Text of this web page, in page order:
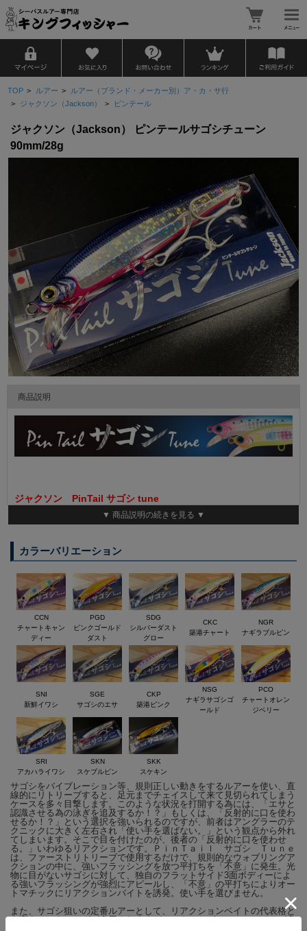
TOP > ルアー > ルアー（ブランド・メーカー別）ア・カ・サ行
> ジャクソン（Jackson） > ピンテール
ジャクソン（Jackson） ピンテールサゴシチューン
90mm/28g
商品説明
ジャクソン PinTail サゴシ tune
ン。
防波堤やサーフから手軽に狙う事の出来る回遊魚として知られる
サゴシ（サワラの幼魚）。近年では一層の盛り上がりを見せ、北
陸～山陰までの日本海側や大阪湾、四国などではサゴシゲームに
魅せられたアングラー達が、サゴシの回遊時期の到来を、今か今
かと待ちわびています。
サゴシ釣りは古くから知られていたが、ゲームフィッシングとし
て、より有効な釣法は、まだまだ確立されていないのが現状。多
くのアングラーは、メタルジグやバイブレーションなど既存ルア
ーを代用してサゴシを追い求めている。
そんな中、一部のアングラーは既存ルアーの中から一早く、サゴ
シ釣りに適したルアーを見出して使用し、他のルアーとは比べ物
にならない圧倒的な釣果を叩き出していた。それが言わずと知れ
たジャクソンの代名詞でもあるピンテールシリーズ。
手軽に狙う事の出来るサゴシだからこそ、「使い手を選ばず、投
げて巻くだけで簡単に、より多くのサゴシを手に出来る夢のルア
ーを作りたい。」という思いから、業界初サゴシ専用設計のルア
ー開発に乗り出した。
元々定評のあったピンテールシリーズのノウハウをベースに、サ
▼ 商品説明の続きを見る ▼
カラーバリエーション
CCN
チャートキャン
ディー
PGD
ピンクゴールド
ダスト
SDG
シルバーダスト
グロー
CKC
築港チャート
NGR
ナギラブルピン
SNI
新鮮イワシ
SGE
サゴシのエサ
CKP
築港ピンク
NSG
ナギラサゴシゴ
ールド
PCO
チャートオレン
ジベリー
SRI
アカハライワシ
SKN
スケブルピン
SKK
スケキン
サゴシをバイブレーション等、規則正しい動きをするルアーを使い、直
線的にリトリーブすると、足元までチェイスして来て見切られてしまう
ケースを多々目撃します。このような状況を打開する為には、「エサと
認識させる為の泳ぎを追及するか！？」もしくは、「反射的に口を使わ
せるか！？」という選択を強いられるのですが、前者はアングラーのテ
クニックに大きく左右され「使い手を選ばない。」という観点から外れ
てしまいます。そこで目を付けたのが、後者の「反射的に口を使わせ
る。」いわゆるリアクションです。ＰｉｎＴａｉｌ サゴシ Ｔｕｎｅ
は、ファーストリトリーブで使用するだけで、規則的なウォブリングア
クションの中に、強いフラッシングを放つ平打ちを「不意」に発生。光
物に目がないサゴシに対して、独自のフラットサイド3面ボディーによ
る強いフラッシングが強烈にアピールし、「不意」の平打ちによりオー
トマチックにリアクションバイトを誘発。使い手を選びません。
また、サゴシ狙いの定番ルアーとして、リアクションベイトの代表格と
も言えるメタルジグが多用されますが、メタルジグではミスバイトが多